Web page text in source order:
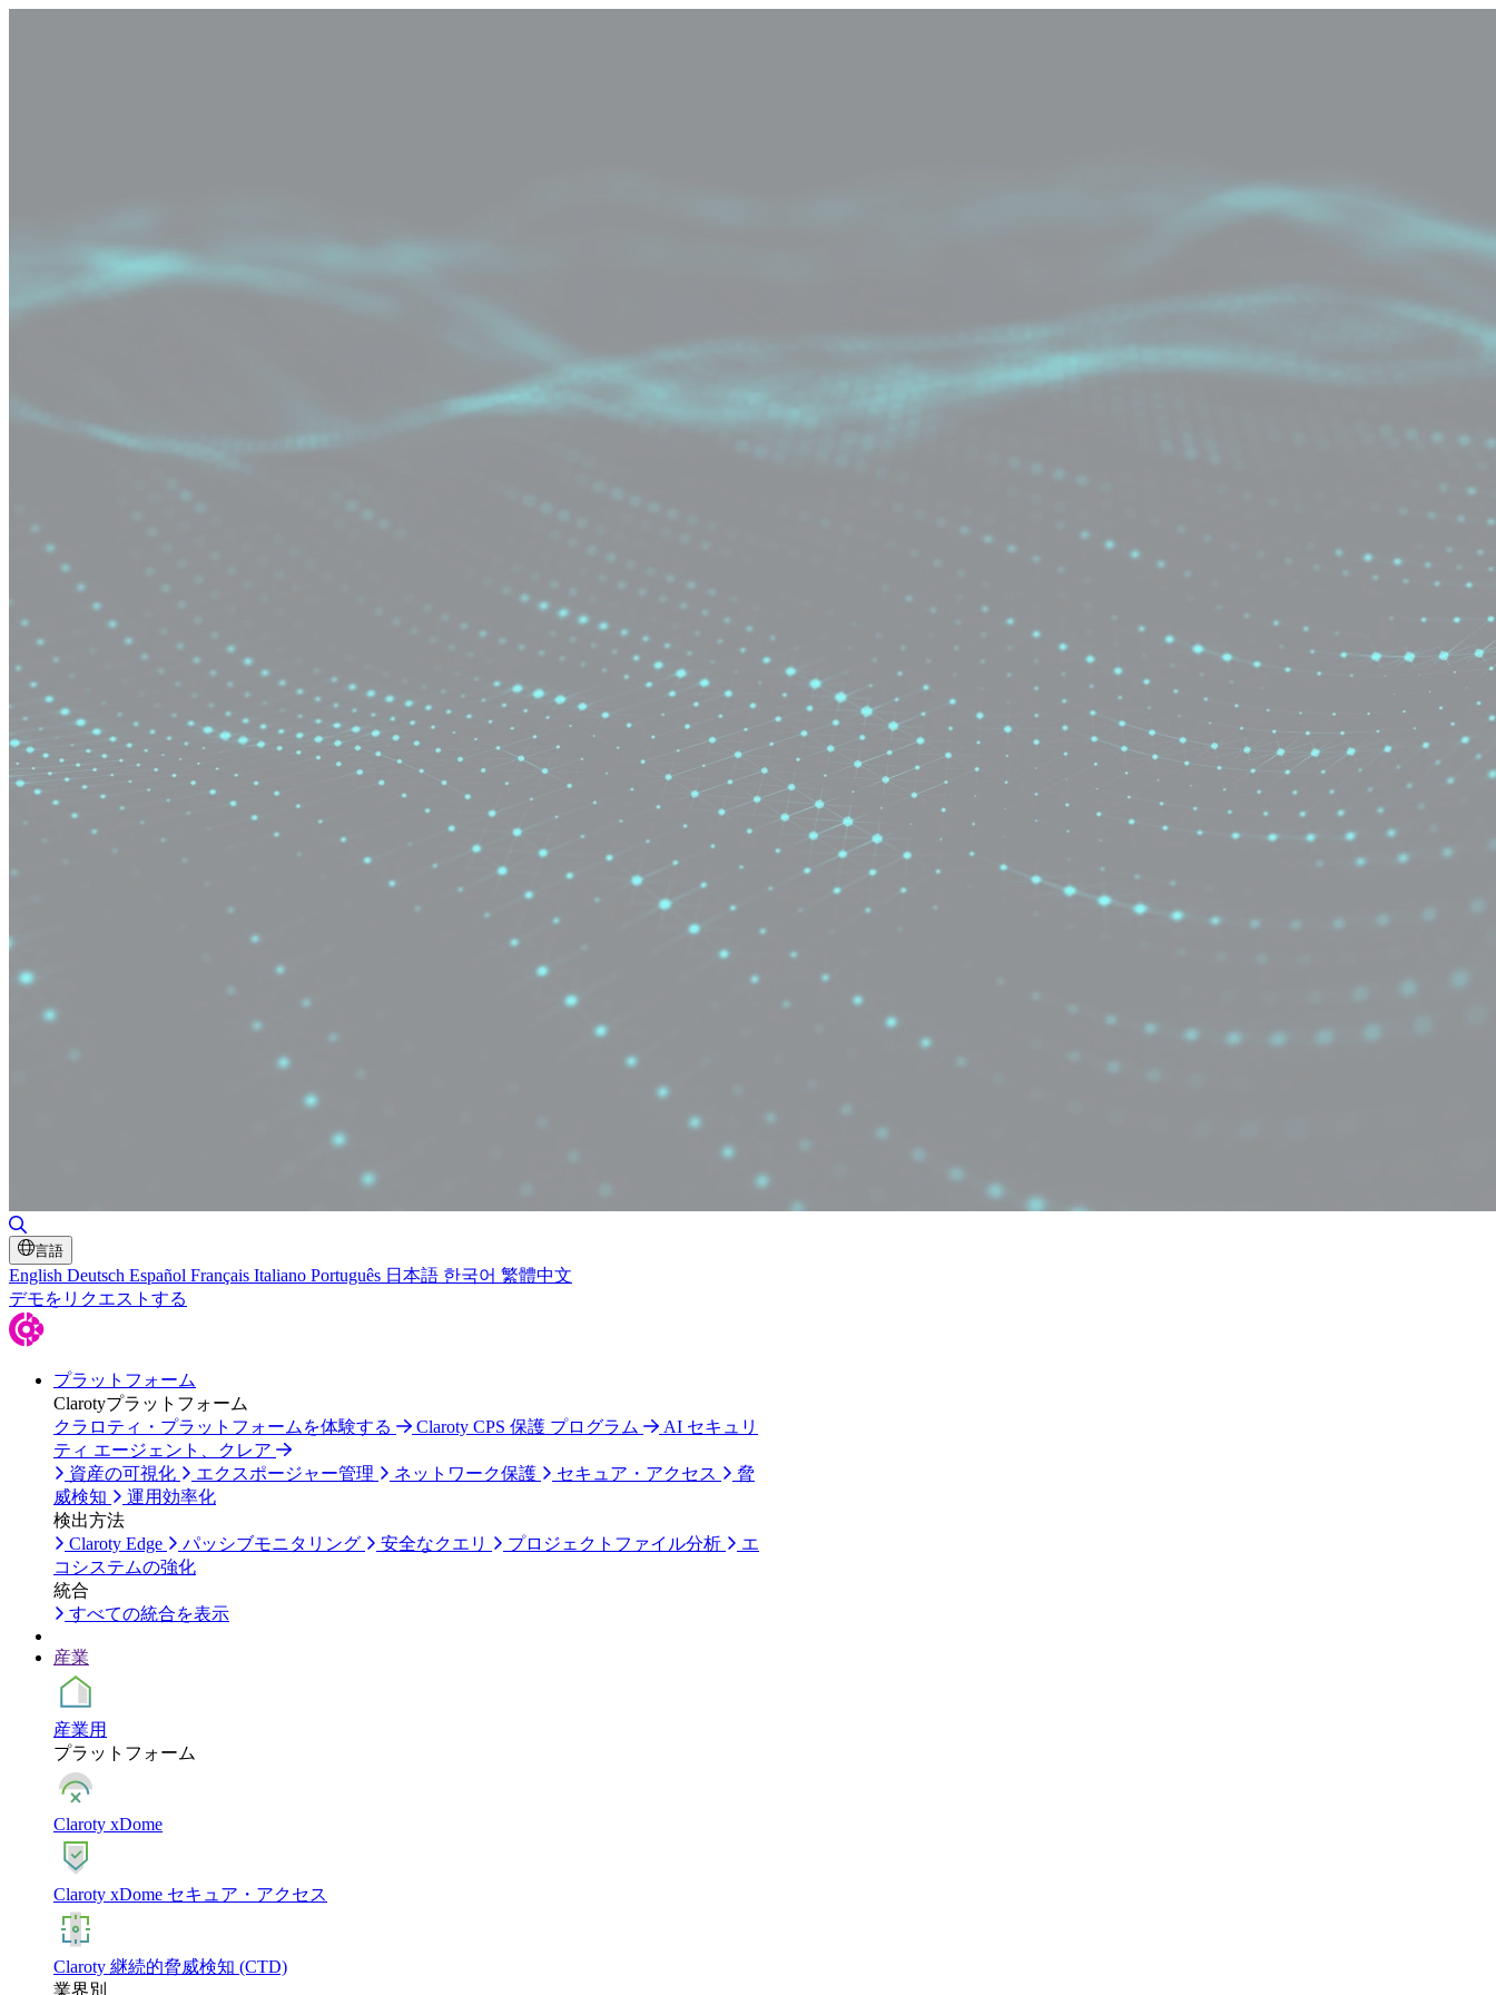
言語
English Deutsch Español Français Italiano Português 日本語 한국어 繁體中文
デモをリクエストする
プラットフォーム
Clarotyプラットフォーム
クラロティ・プラットフォームを体験する
Claroty CPS 保護 プログラム
AI セキュリ
ティ エージェント、クレア
資産の可視化
エクスポージャー管理 ネットワーク保護 セキュア・アクセス
脅
威検知
運用効率化
検出方法
Claroty Edge
パッシブモニタリング 安全なクエリ プロジェクトファイル分析
エ
コシステムの強化
統合
すべての統合を表示
産業
産業用
プラットフォーム
Claroty xDome
Claroty xDome セキュア・アクセス
Claroty 継続的脅威検知 (CTD)
業界別